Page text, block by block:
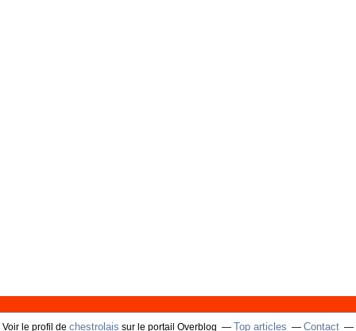
Voir le profil de chestrolais sur le portail Overblog Top articles Contact